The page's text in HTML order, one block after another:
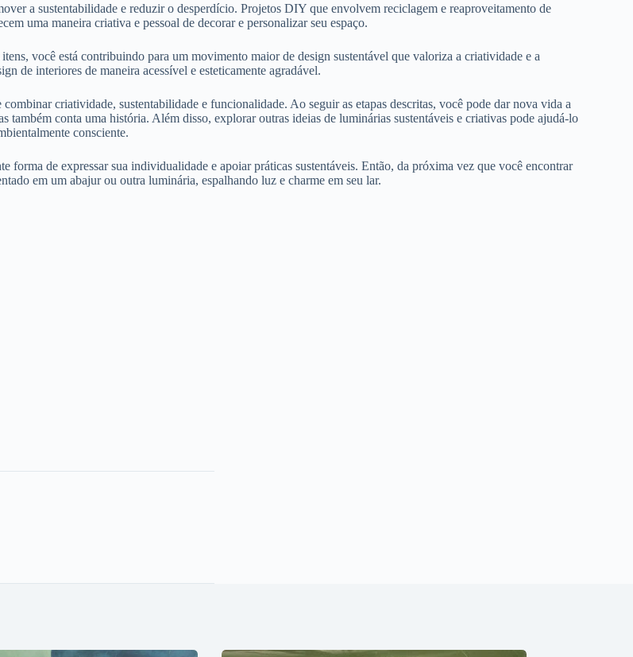
a sustentabilidade e reduzir o desperdício. Projetos DIY que envolvem reciclagem e reaproveitamento de
uma maneira criativa e pessoal de decorar e personalizar seu espaço.
você está contribuindo para um movimento maior de design sustentável que valoriza a criatividade e a
de interiores de maneira acessível e esteticamente agradável.
criatividade, sustentabilidade e funcionalidade. Ao seguir as etapas descritas, você pode dar nova vida a
também conta uma história. Além disso, explorar outras ideias de luminárias sustentáveis e criativas pode ajudá-lo
consciente.
forma de expressar sua individualidade e apoiar práticas sustentáveis. Então, da próxima vez que você encontrar
em um abajur ou outra luminária, espalhando luz e charme em seu lar.